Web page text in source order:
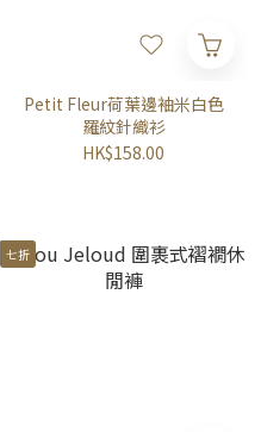
Petit Fleur荷葉邊袖米白色
羅紋針織衫
HK$158.00
七折